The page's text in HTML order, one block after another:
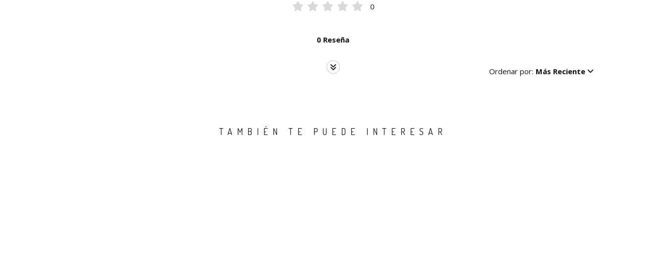
0
0 Reseña
Ordenar por: Más Reciente
TAMBIÉN TE PUEDE INTERESAR